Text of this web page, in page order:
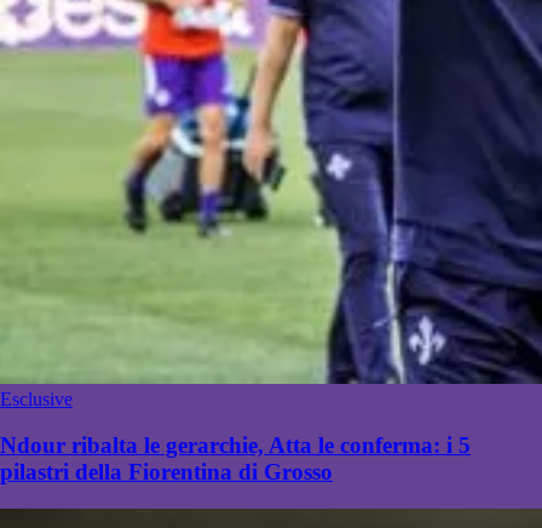
Esclusive
Ndour ribalta le gerarchie, Atta le conferma: i 5
pilastri della Fiorentina di Grosso